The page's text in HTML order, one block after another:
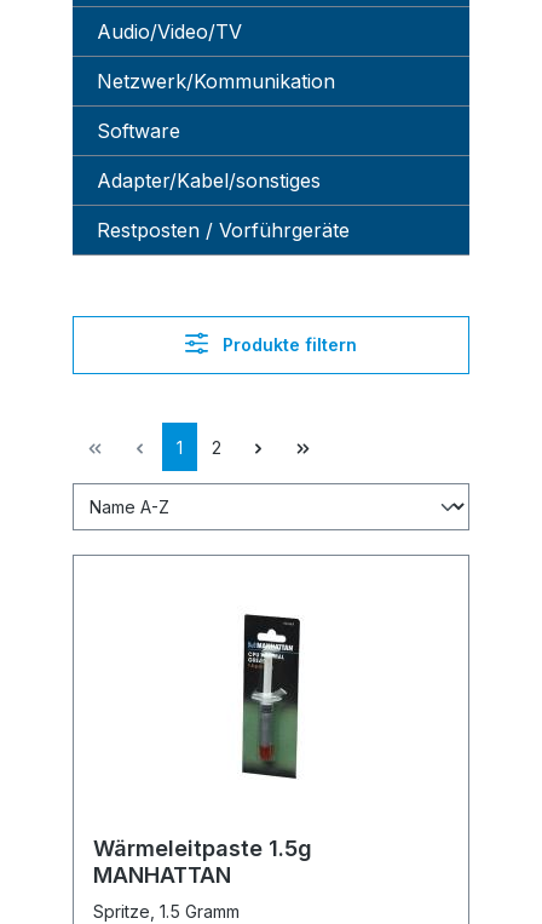
Audio/Video/TV
Netzwerk/Kommunikation
Software
Adapter/Kabel/sonstiges
Restposten / Vorführgeräte
Produkte filtern
1 2
Wärmeleitpaste 1.5g
MANHATTAN
Spritze, 1.5 Gramm